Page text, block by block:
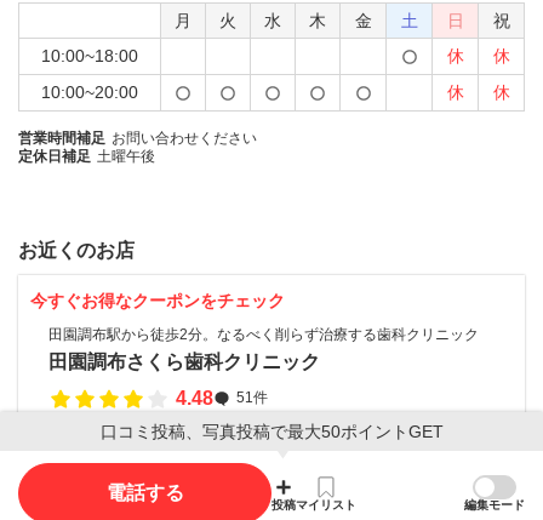
月 火 水 木 金 土 日
祝
10:00~18:00
休
休
10:00~20:00
休 休
営業時間補足 お問い合わせください
定休日補足 土曜午後
お近くのお店
今すぐお得なクーポンをチェック
田園調布駅から徒歩2分。なるべく削らず治療する歯科クリニック
田園調布さくら歯科クリニック
4.48
51件
田園調布駅から徒歩2分（140m)
京急蒲田駅より徒歩1分 土日祝日通常診療しています
口コミ投稿、写真投稿で最大50ポイントGET
電話する
投稿マイリスト 編集モード